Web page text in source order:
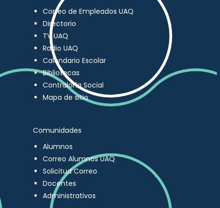
Correo de Empleados UAQ
Directorio
TV UAQ
Radio UAQ
Calendario Escolar
Bibliotecas
Contraloría Social
Mapa de sitio
Comunidades
Alumnos
Correo Alumnos UAQ
Solicitud Correo
Docentes
Administrativos